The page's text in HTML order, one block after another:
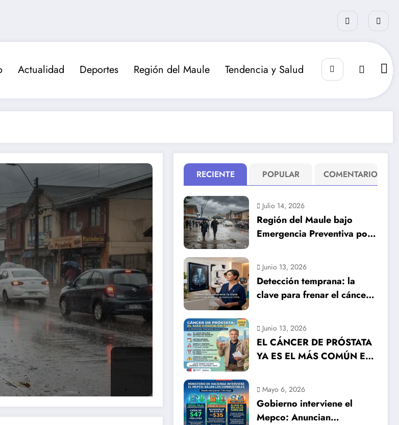
Actualidad Deportes Región del Maule Tendencia y Salud
RECIENTE POPULAR COMENTARIO
Julio 14, 2026
Región del Maule bajo
Emergencia Preventiva por
histórico
Junio 13, 2026
Detección temprana: la
clave para frenar el cáncer
Junio 13, 2026
EL CÁNCER DE PRÓSTATA
YA ES EL MÁS COMÚN EN
DETECCIÓN TEMPRANA
SALVA VIDAS
Mayo 6, 2026
Gobierno interviene el
Mepco: Anuncian